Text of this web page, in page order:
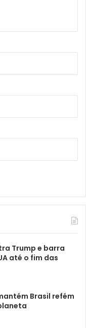
Trump e barra
até o fim das
Brasil refém